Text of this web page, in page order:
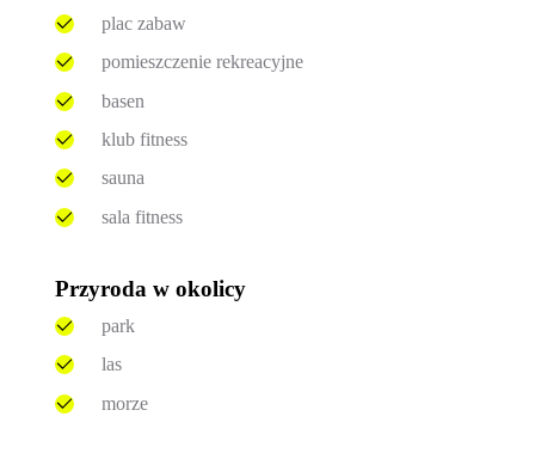
plac zabaw
pomieszczenie rekreacyjne
basen
klub fitness
sauna
sala fitness
Przyroda w okolicy
park
las
morze